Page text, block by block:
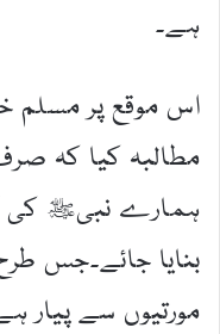
ہے۔
اس موقع پر مسلم
مطالبہ کیا کہ
ہمارے نبیﷺ کی
بنایا جائے۔جس
مورتیوں سے پیار